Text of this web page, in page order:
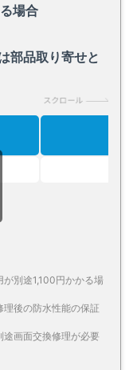
場合
部品取り寄せと
別途1,100円かかる場
後の防水性能の保証
途画面交換修理が必要